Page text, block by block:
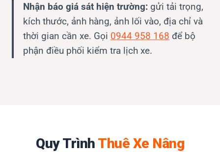
Nhận báo giá sát hiện trường: gửi tải trọng,
kích thước, ảnh hàng, ảnh lối vào, địa chỉ và
thời gian cần xe. Gọi 0944 958 168 để bộ
phận điều phối kiểm tra lịch xe.
Quy Trình Thuê Xe Nâng